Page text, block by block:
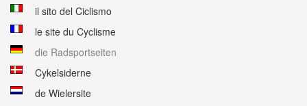
il sito del Ciclismo
le site du Cyclisme
die Radsportseiten
Cykelsiderne
de Wielersite